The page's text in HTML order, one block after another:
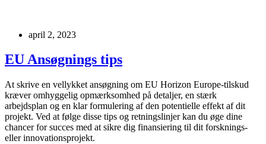
april 2, 2023
EU Ansøgnings tips
At skrive en vellykket ansøgning om EU Horizon Europe-tilskud
kræver omhyggelig opmærksomhed på detaljer, en stærk
arbejdsplan og en klar formulering af den potentielle effekt af dit
projekt. Ved at følge disse tips og retningslinjer kan du øge dine
chancer for succes med at sikre dig finansiering til dit forsknings-
eller innovationsprojekt.